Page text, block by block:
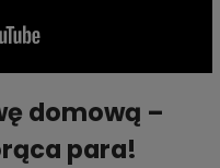
domową –
para!